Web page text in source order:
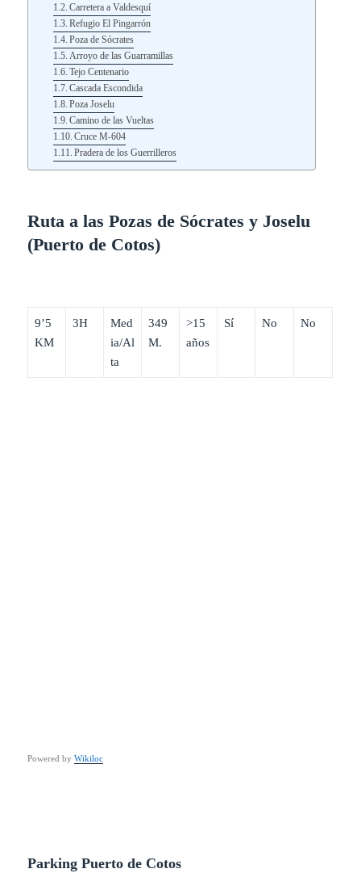
Carretera a Valdesquí
Refugio El Pingarrón
Poza de Sócrates
Arroyo de las Guarramillas
Tejo Centenario
Cascada Escondida
Poza Joselu
Camino de las Vueltas
Cruce M-604
Pradera de los Guerrilleros
Ruta a las Pozas de Sócrates y Joselu
(Puerto de Cotos)
9’5
KM
3H
Med
ia/Al
ta
349
M.
>15
años
Sí No No
Powered byWikiloc
Parking Puerto de Cotos